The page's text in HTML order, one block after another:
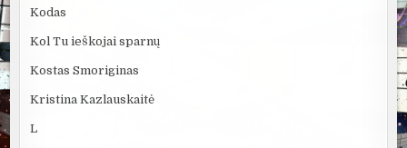
Kodas
Kol Tu ieškojai sparnų
Kostas Smoriginas
Kristina Kazlauskaitė
L